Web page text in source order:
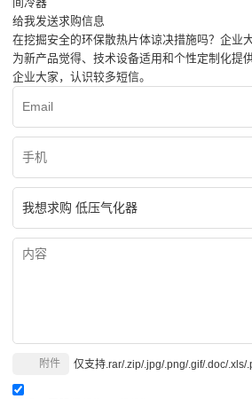
给我发送求购信息
在挖掘安全的环保散热片体谅决措施吗？企业
为新产品觉得、技术设备适用和个性定制化提
企业大家，认识较多短信。
仅支持.rar/.zip/.jpg/.png/.gif/.doc/.xls/
附件